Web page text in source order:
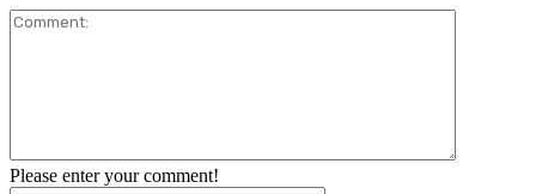
Please enter your comment!